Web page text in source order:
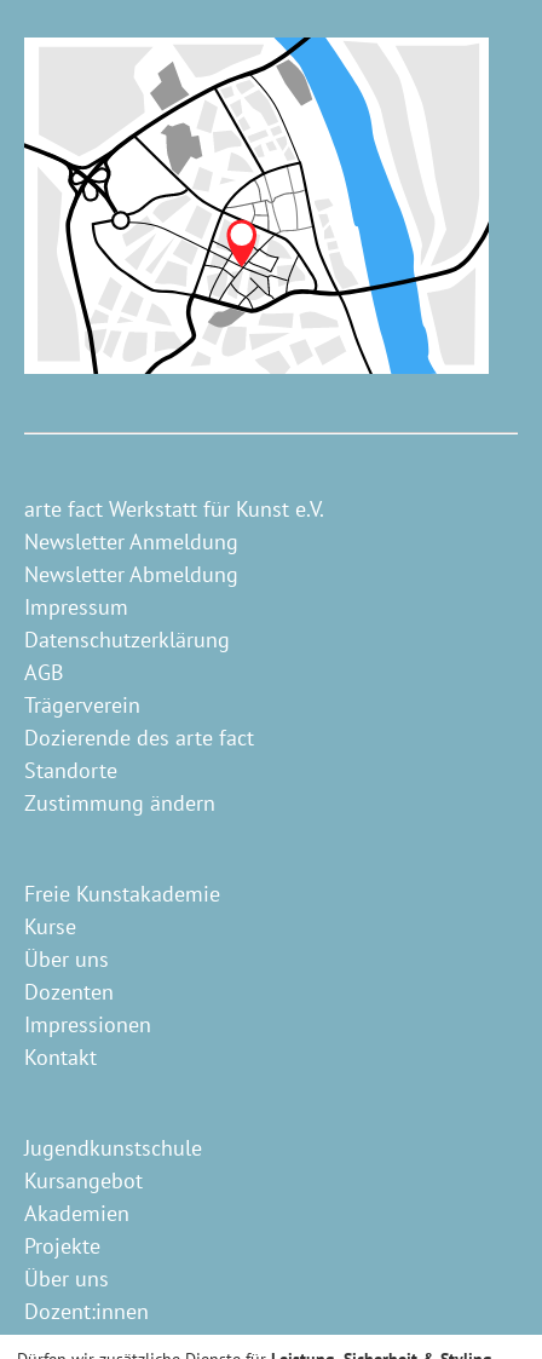
arte fact Werkstatt für Kunst e.V.
Newsletter Anmeldung
Newsletter Abmeldung
Impressum
Datenschutzerklärung
AGB
Trägerverein
Dozierende des arte fact
Standorte
Zustimmung ändern
Freie Kunstakademie
Kurse
Über uns
Dozenten
Impressionen
Kontakt
Jugendkunstschule
Kursangebot
Akademien
Projekte
Über uns
Dozent:innen
Schutzkonzept